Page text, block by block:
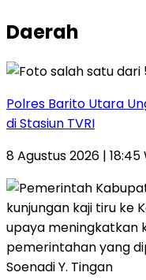
Daerah
Polres Barito Utara
di Stasiun TVRI
8 Agustus 2026 | 18:45